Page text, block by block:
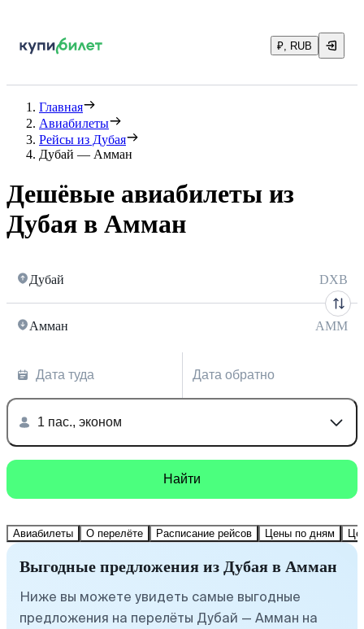
₽, RUB
Главная
Авиабилеты
Рейсы из Дубая
Дубай — Амман
Дешёвые авиабилеты из
Дубая в Амман
Дубай DXB
Амман AMM
Дата туда Дата обратно
1 пас., эконом
Найти
Авиабилеты О перелёте Расписание рейсов Цены по дням
Выгодные предложения из Дубая в Амман
Ниже вы можете увидеть самые выгодные
предложения на перелёты Дубай — Амман на